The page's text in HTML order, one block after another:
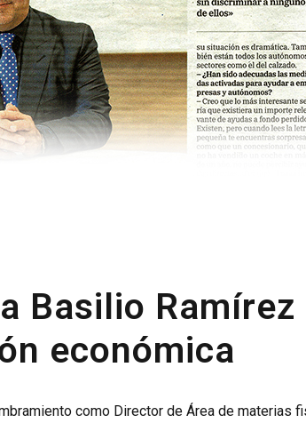
Basilio
económica
como Director de Área de materias